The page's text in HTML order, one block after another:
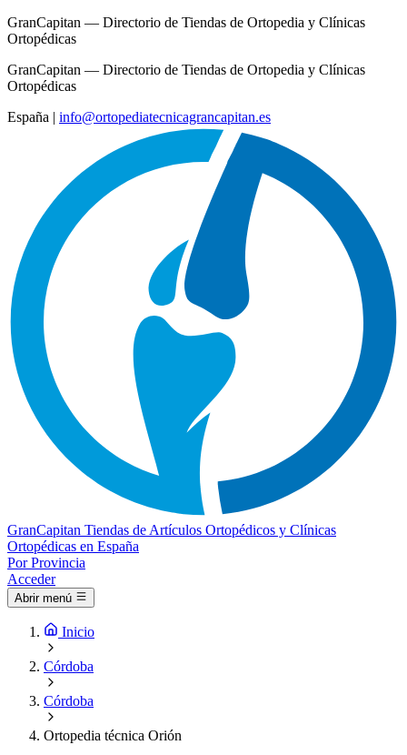
GranCapitan — Directorio de Tiendas de Ortopedia y Clínicas
Ortopédicas
GranCapitan — Directorio de Tiendas de Ortopedia y Clínicas
Ortopédicas
España | info@ortopediatecnicagrancapitan.es
GranCapitan Tiendas de Artículos Ortopédicos y Clínicas
Ortopédicas en España
Por Provincia
Acceder
Abrir menú
Inicio
Córdoba
Córdoba
Ortopedia técnica Orión